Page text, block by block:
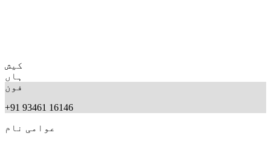
کیش
ہاں
فون
+91 93461 16146
عوامی نام